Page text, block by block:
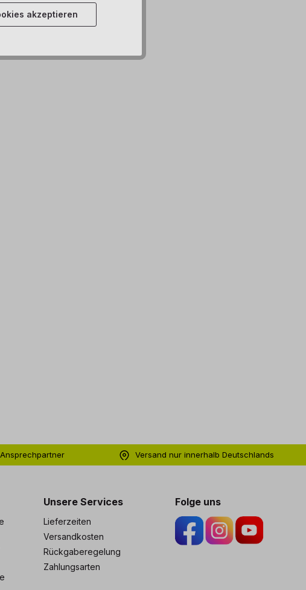
Versand nur innerhalb Deutschlands
Unsere Services
Lieferzeiten
Versandkosten
Rückgaberegelung
Zahlungsarten
Folge uns
akzeptieren